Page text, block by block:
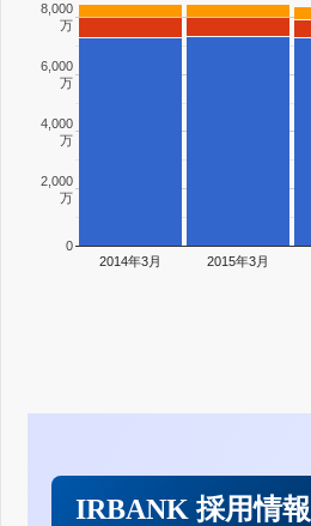
2014年3月 2015年3月
0
2,000
万
4,000
万
6,000
万
8,000
万
IRBANK 採用情報